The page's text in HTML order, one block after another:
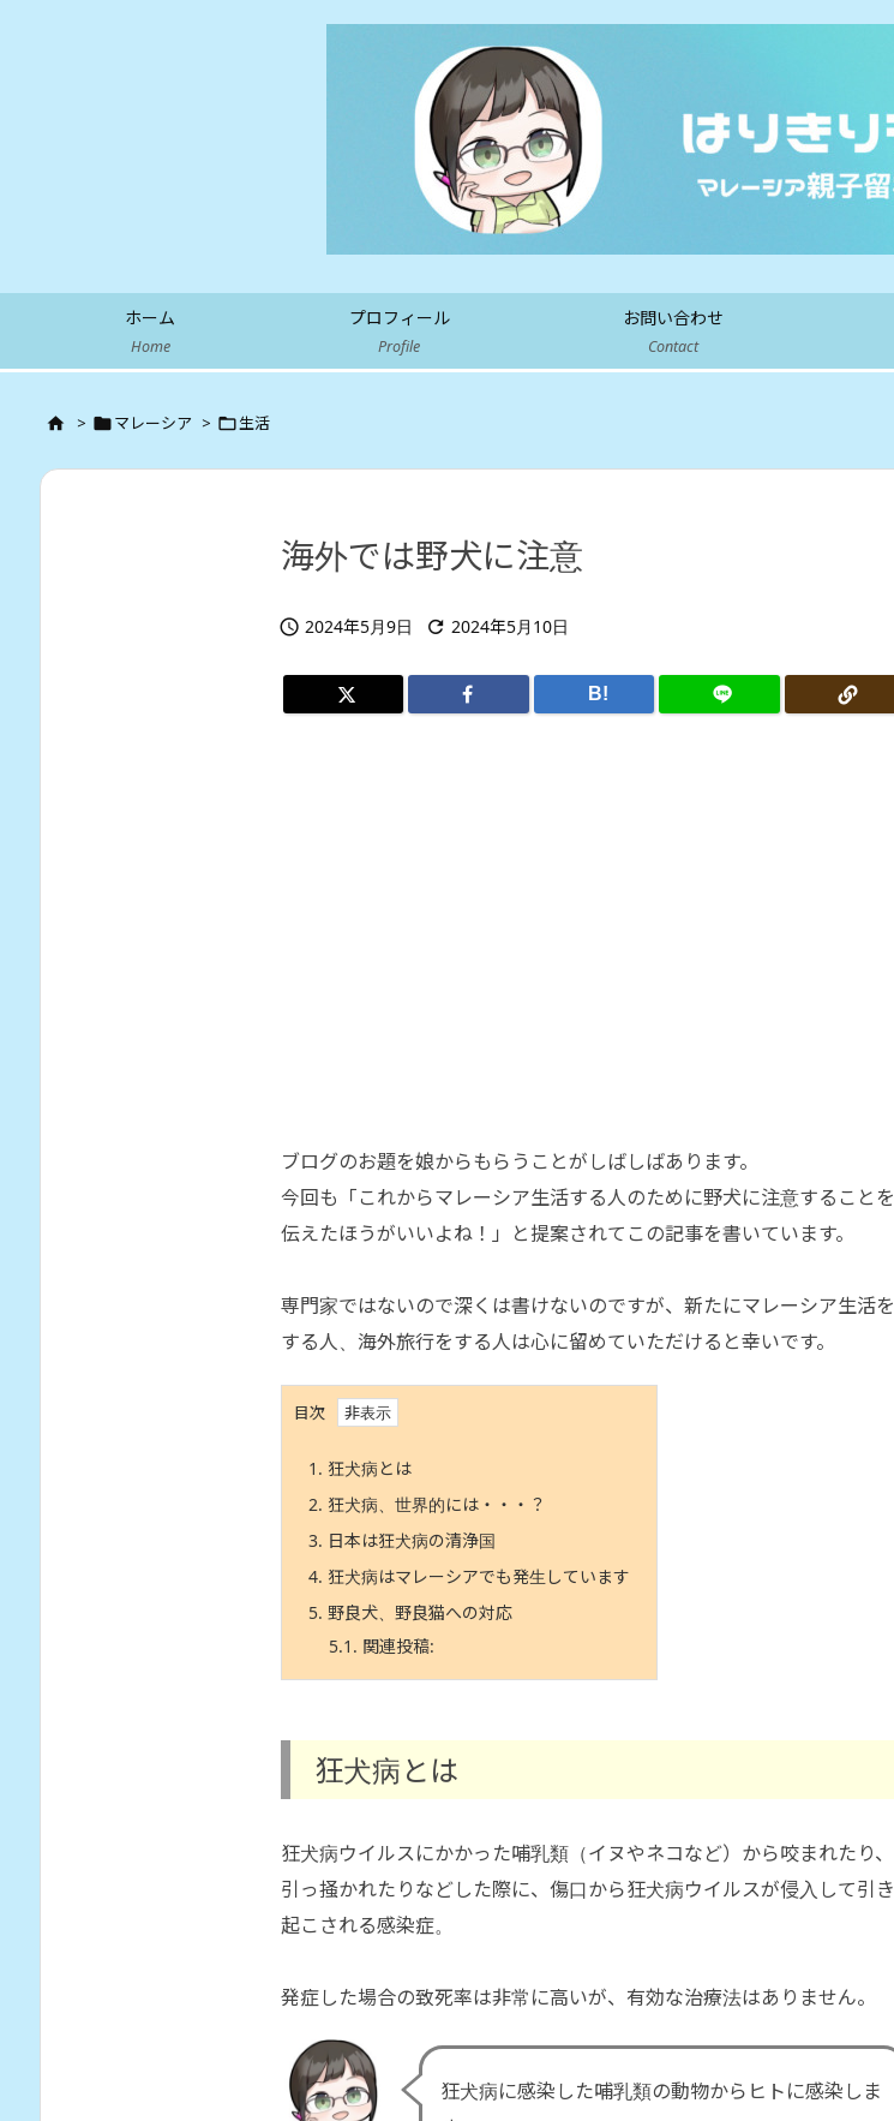
ホーム
Home
プロフィール
Profile
お問い合わせ
Contact
 > マレーシア > 生活
海外では野犬に注意
 2024年5月9日  2024年5月10日
B!
ブログのお題を娘からもらうことがしばしばあります。
今回も「これからマレーシア生活する人のために野犬に注意することを
伝えたほうがいいよね！」と提案されてこの記事を書いています。
専門家ではないので深くは書けないのですが、新たにマレーシア生活を
する人、海外旅行をする人は心に留めていただけると幸いです。
目次
1. 狂犬病とは
2. 狂犬病、世界的には・・・？
3. 日本は狂犬病の清浄国
4. 狂犬病はマレーシアでも発生しています
5. 野良犬、野良猫への対応
5.1. 関連投稿:
狂犬病とは
狂犬病ウイルスにかかった哺乳類（イヌやネコなど）から咬まれたり、
引っ掻かれたりなどした際に、傷口から狂犬病ウイルスが侵入して引き
起こされる感染症。
発症した場合の致死率は非常に高いが、有効な治療法はありません。
狂犬病に感染した哺乳類の動物からヒトに感染しま